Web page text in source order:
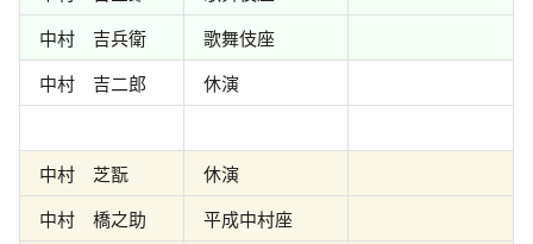
中村 吉兵衛
歌舞伎座
中村 吉二郎
休演
中村 芝翫
休演
中村 橋之助
平成中村座